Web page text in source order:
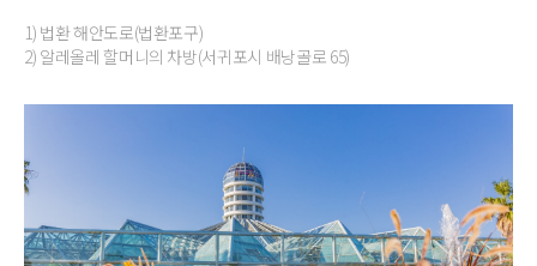
1) 법환 해안도로(법환포구)
2) 알레올레 할머니의 차방(서귀포시 배낭골로 65)